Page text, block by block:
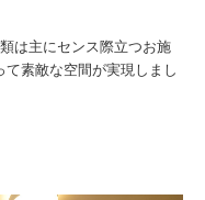
は主にセンス際立つお施
素敵な空間が実現しまし